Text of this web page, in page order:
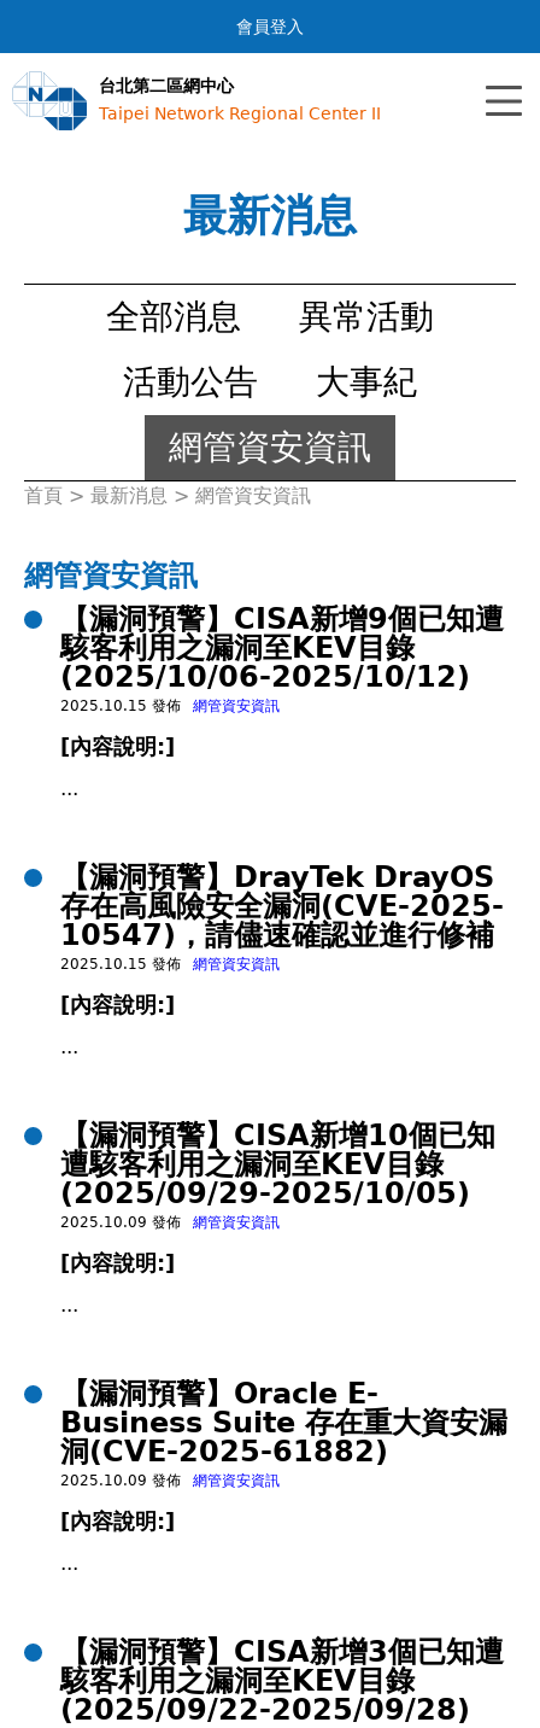
Jump to navigation
會員登入
台北第二區網中心
Taipei Network Regional Center II
最新消息
全部消息
異常活動
活動公告
大事紀
網管資安資訊
您
在
這
首頁 > 最新消息 > 網管資安資訊
網管資安資訊
【漏洞預警】CISA新增9個已知遭
駭客利用之漏洞至KEV目錄
(2025/10/06-2025/10/12)
2025.10.15 發佈 網管資安資訊
[內容說明:]
...
【漏洞預警】DrayTek DrayOS
存在高風險安全漏洞(CVE-2025-
10547)，請儘速確認並進行修補
2025.10.15 發佈 網管資安資訊
[內容說明:]
...
【漏洞預警】CISA新增10個已知
遭駭客利用之漏洞至KEV目錄
(2025/09/29-2025/10/05)
2025.10.09 發佈 網管資安資訊
[內容說明:]
...
【漏洞預警】Oracle E-
Business Suite 存在重大資安漏
洞(CVE-2025-61882)
2025.10.09 發佈 網管資安資訊
[內容說明:]
...
【漏洞預警】CISA新增3個已知遭
駭客利用之漏洞至KEV目錄
(2025/09/22-2025/09/28)